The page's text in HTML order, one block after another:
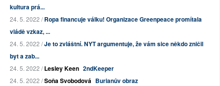
kultura prá...
24. 5. 2022 /Ropa financuje válku! Organizace Greenpeace promítala
vládě vzkaz, ...
24. 5. 2022 /Je to zvláštní. NYT argumentuje, že vám sice někdo zničil
byt a zab...
24. 5. 2022 /Lesley Keen 2ndKeeper
24. 5. 2022 /Soňa Svobodová Burianův obraz